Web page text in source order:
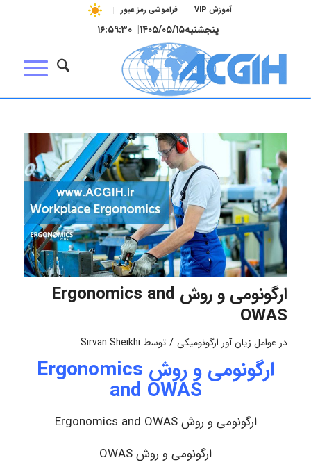
آموزش VIP فراموشی رمز عبور
پنجشنبه۱۴۰۵/۰۵/۱۵| ۱۶:۵۹:۳۱
ارگونومی و روش Ergonomics and
OWAS
در عوامل زیان آور ارگونومیکی / توسط Sirvan Sheikhi
ارگونومی و روش Ergonomics
and OWAS
ارگونومی و روش Ergonomics and OWAS
ارگونومی و روش OWAS